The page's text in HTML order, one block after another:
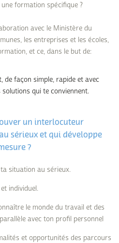
formation spécifique ?
avec le Ministère du
les entreprises et les écoles,
et ce, dans le but de:
de façon simple, rapide et avec
qui te conviennent.
un interlocuteur
sérieux et qui développe
?
situation au sérieux.
individuel.
le monde du travail et des
avec ton profil personnel
et opportunités des parcours